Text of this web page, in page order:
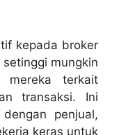
kepada broker
mungkin
terkait
transaksi. Ini
penjual,
keras untuk